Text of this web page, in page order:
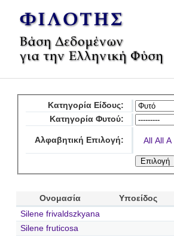
Κατηγορία Είδους:
Κατηγορία Φυτού:
Αλφαβητική Επιλογή: All All A
Ονομασία Υποείδος
Silene frivaldszkyana
Silene fruticosa